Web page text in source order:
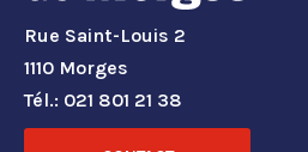
Rue Saint-Louis 2
1110 Morges
Tél.: 021 801 21 38